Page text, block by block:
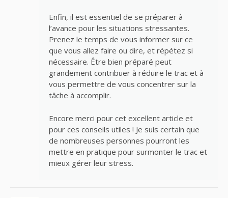
Enfin, il est essentiel de se préparer à
l’avance pour les situations stressantes.
Prenez le temps de vous informer sur ce
que vous allez faire ou dire, et répétez si
nécessaire. Être bien préparé peut
grandement contribuer à réduire le trac et à
vous permettre de vous concentrer sur la
tâche à accomplir.
Encore merci pour cet excellent article et
pour ces conseils utiles ! Je suis certain que
de nombreuses personnes pourront les
mettre en pratique pour surmonter le trac et
mieux gérer leur stress.